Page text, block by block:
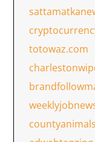
totowaz.com